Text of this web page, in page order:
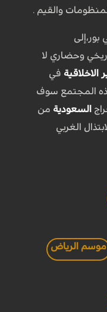
والقيم .
وحضاري لا
الاخلاقية في
المجتمع سوف
السعودية من
الغربي
موسم الرياض